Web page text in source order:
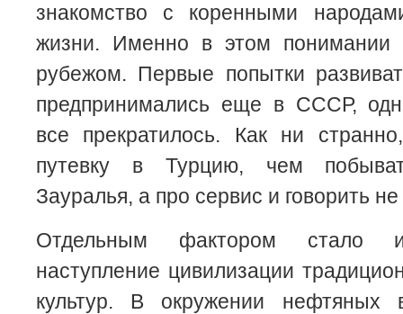
знакомство с коренными
жизни. Именно в этом понимании
рубежом. Первые попытки
предпринимались еще в СССР,
все прекратилось. Как ни
путевку в Турцию, чем
Зауралья, а про сервис и говорить не
Отдельным фактором стало
наступление цивилизации
культур. В окружении нефтяных